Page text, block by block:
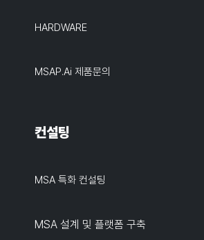
HARDWARE
MSAP.ai 제품문의
컨설팅
MSA 특화 컨설팅
MSA 설계 및 플랫폼 구축